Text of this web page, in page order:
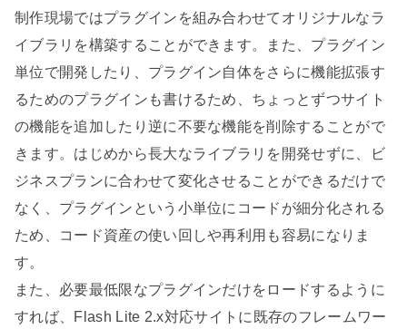
制作現場ではプラグインを組み合わせてオリジナルなラ
イブラリを構築することができます。また、プラグイン
単位で開発したり、プラグイン自体をさらに機能拡張す
るためのプラグインも書けるため、ちょっとずつサイト
の機能を追加したり逆に不要な機能を削除することがで
きます。はじめから長大なライブラリを開発せずに、ビ
ジネスプランに合わせて変化させることができるだけで
なく、プラグインという小単位にコードが細分化される
ため、コード資産の使い回しや再利用も容易になりま
す。
また、必要最低限なプラグインだけをロードするように
すれば、Flash Lite 2.x対応サイトに既存のフレームワー